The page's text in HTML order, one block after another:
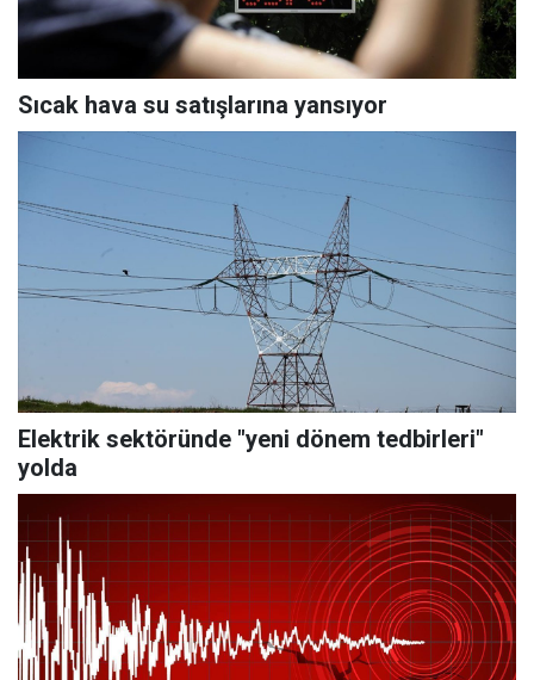
Sıcak hava su satışlarına yansıyor
Elektrik sektöründe "yeni dönem tedbirleri"
yolda